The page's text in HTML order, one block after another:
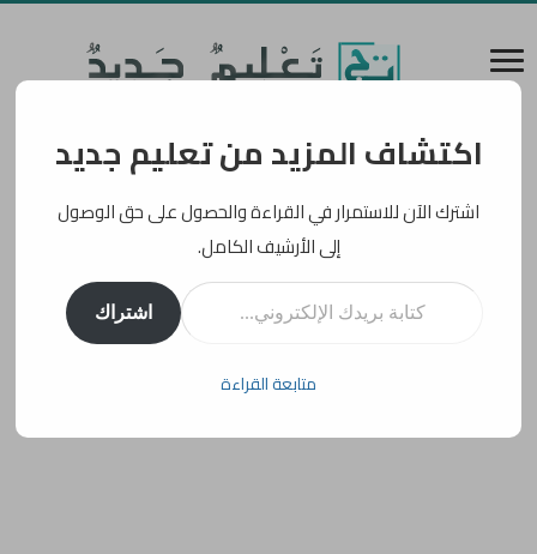
اكتشاف المزيد من تعليم جديد
اشترك الآن للاستمرار في القراءة والحصول على حق الوصول
إلى الأرشيف الكامل.
كتابة بريدك الإلكتروني...
اشتراك
متابعة القراءة